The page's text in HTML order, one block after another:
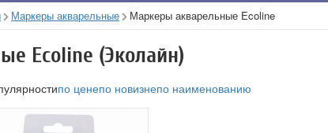
Маркеры акварельные Маркеры акварельные Ecoline
Ecoline (Эколайн)
по ценепо новизнепо наименованию